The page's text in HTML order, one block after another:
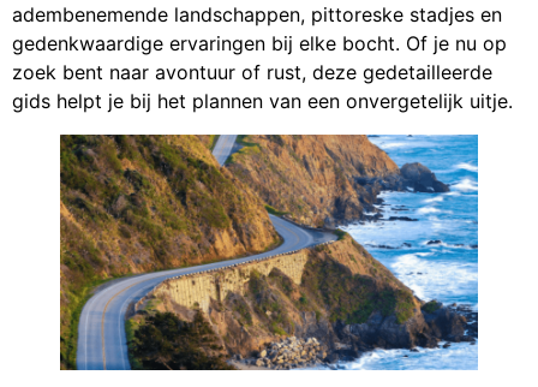
adembenemende landschappen, pittoreske stadjes en
gedenkwaardige ervaringen bij elke bocht. Of je nu op
zoek bent naar avontuur of rust, deze gedetailleerde
gids helpt je bij het plannen van een onvergetelijk uitje.